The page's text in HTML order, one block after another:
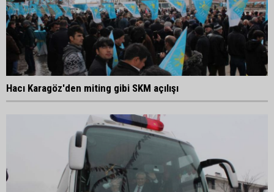
Hacı Karagöz'den miting gibi SKM açılışı